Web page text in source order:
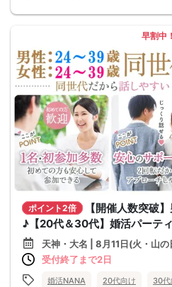
早割中！
ポイント2倍
【開催人数突破
♪【20代＆30代】婚活パーテ
天神・大名 | 8月11日(火・山
受付終了まで2日
婚活NANA 20代向け 30代